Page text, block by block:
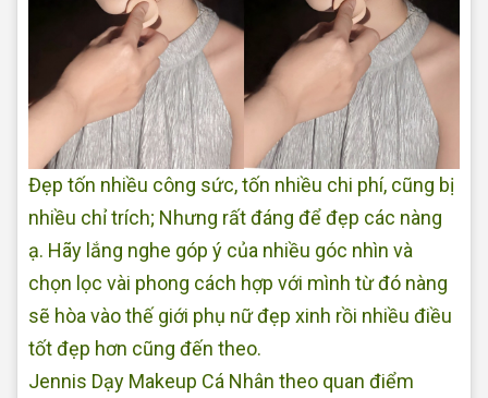
Đẹp tốn nhiều công sức, tốn nhiều chi phí, cũng bị
nhiều chỉ trích; Nhưng rất đáng để đẹp các nàng
ạ. Hãy lắng nghe góp ý của nhiều góc nhìn và
chọn lọc vài phong cách hợp với mình từ đó nàng
sẽ hòa vào thế giới phụ nữ đẹp xinh rồi nhiều điều
tốt đẹp hơn cũng đến theo.
Jennis Dạy Makeup Cá Nhân theo quan điểm